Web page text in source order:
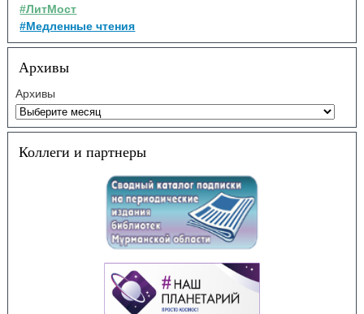
#ЛитМост
#Медленные чтения
Архивы
Архивы
Коллеги и партнеры